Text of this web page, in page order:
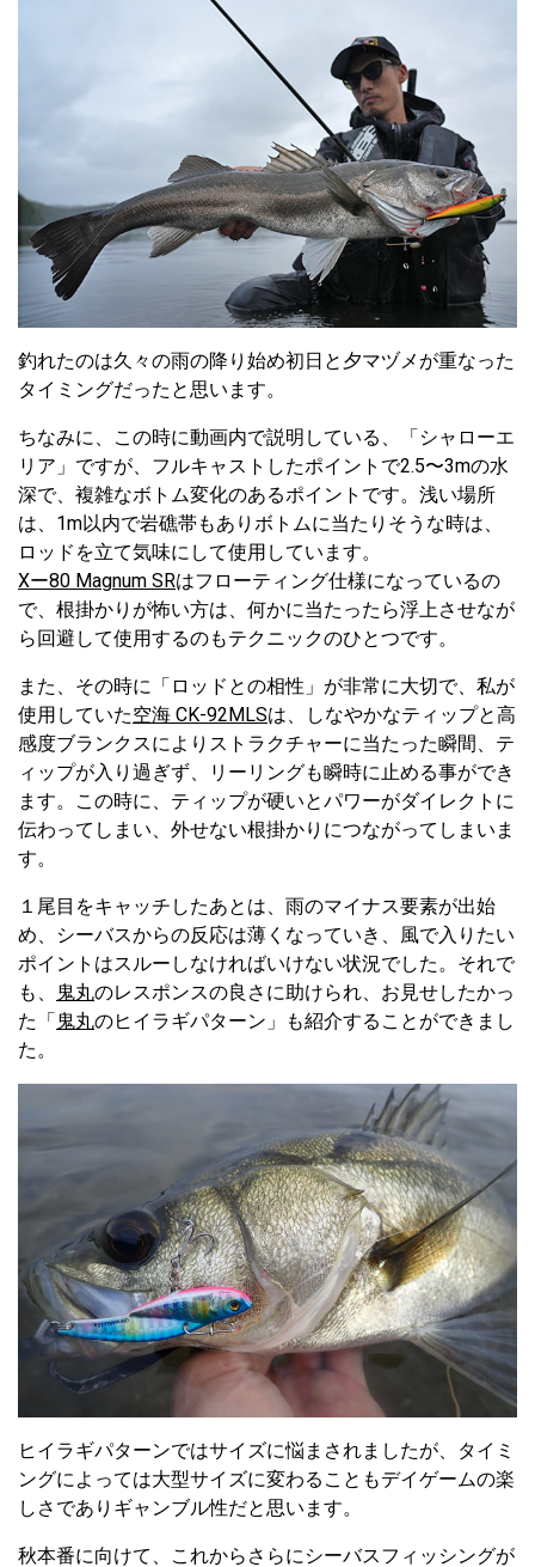
釣れたのは久々の雨の降り始め初日と夕マヅメが重なった
タイミングだったと思います。
ちなみに、この時に動画内で説明している、「シャローエ
リア」ですが、フルキャストしたポイントで2.5〜3mの水
深で、複雑なボトム変化のあるポイントです。浅い場所
は、1m以内で岩礁帯もありボトムに当たりそうな時は、
ロッドを立て気味にして使用しています。
Xー80 Magnum SRはフローティング仕様になっているの
で、根掛かりが怖い方は、何かに当たったら浮上させなが
ら回避して使用するのもテクニックのひとつです。
また、その時に「ロッドとの相性」が非常に大切で、私が
使用していた空海 CK-92MLSは、しなやかなティップと高
感度ブランクスによりストラクチャーに当たった瞬間、テ
ィップが入り過ぎず、リーリングも瞬時に止める事ができ
ます。この時に、ティップが硬いとパワーがダイレクトに
伝わってしまい、外せない根掛かりにつながってしまいま
す。
１尾目をキャッチしたあとは、雨のマイナス要素が出始
め、シーバスからの反応は薄くなっていき、風で入りたい
ポイントはスルーしなければいけない状況でした。それで
も、
鬼丸のレスポンスの良さに助けられ、お見せしたかっ
た「 鬼丸のヒイラギパターン」も紹介することができまし
た。
ヒイラギパターンではサイズに悩まされましたが、タイミ
ングによっては大型サイズに変わることもデイゲームの楽
しさでありギャンブル性だと思います。
秋本番に向けて、これからさらにシーバスフィッシングが